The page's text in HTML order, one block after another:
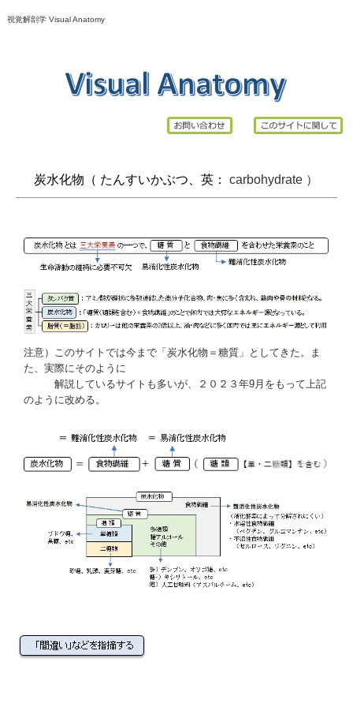
視覚解剖学 Visual Anatomy
炭水化物（ たんすいかぶつ、英：carbohydrate ）
注意）このサイトでは今まで「炭水化物＝糖質」としてきた。ま
た、実際にそのように
解説しているサイトも多いが、２０２３年9月をもって上記
のように改める。